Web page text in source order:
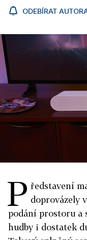
ODEBÍRAT
P ředstavení
doprovázely
podání prostoru a
hudby i dostatek